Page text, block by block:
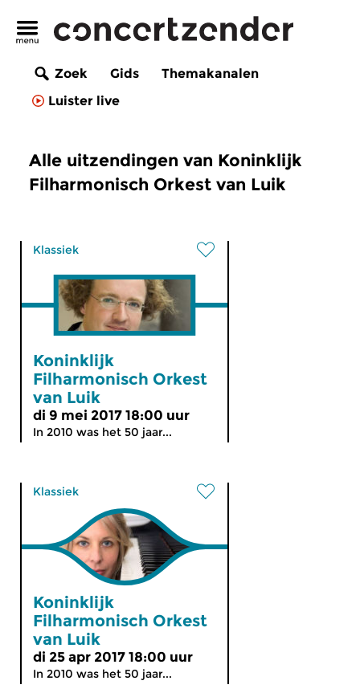
Zoek Gids
Themakanalen
Luister live
Alle uitzendingen van Koninklijk
Filharmonisch Orkest van Luik
Klassiek
Koninklijk
Filharmonisch Orkest
van Luik
di 9 mei 2017 18:00 uur
In 2010 was het 50 jaar...
Klassiek
Koninklijk
Filharmonisch Orkest
van Luik
di 25 apr 2017 18:00 uur
In 2010 was het 50 jaar...